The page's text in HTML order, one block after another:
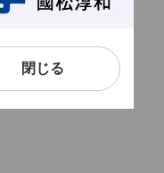
閉じる
閉じる